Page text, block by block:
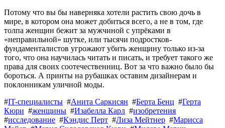
Потому что вы бы наверняка хотели растить свою дочь в
мире, в котором она может добиться всего, а не в том, где
толпа женщин бежит за мужчиной с упрёками в
«неправильной» шутке, или тысячи подростков-
фундаменталистов угрожают убить женщину только из-за
того, что она научилась читать и писать, и требует такого же
права для своих соотечественниц. Вот за что важно было бы
бороться. А принты на рубашках оставим дизайнерам и
поклонникам уличной моды.
#IT-специалисты #Анита Саркисян #Берта Бенц #Герта
Кюри #женщины #Изабелла Карл #изобретения
#исследование #Кэндис Перт #Лиза Мейтнер #Марисса